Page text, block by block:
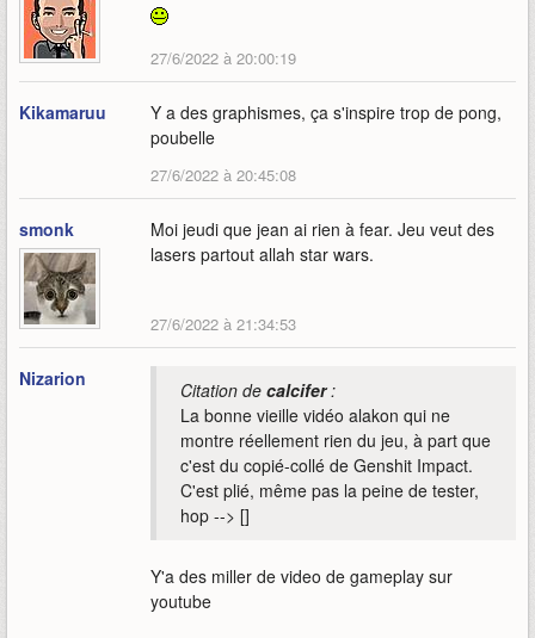
27/6/2022 à 20:00:19
Kikamaruu
Y a des graphismes, ça s'inspire trop de pong,
poubelle
27/6/2022 à 20:45:08
smonk
Moi jeudi que jean ai rien à fear. Jeu veut des
lasers partout allah star wars.
27/6/2022 à 21:34:53
Nizarion Citation de calcifer:
La bonne vieille vidéo alakon qui ne
montre réellement rien du jeu, à part que
c'est du copié-collé de Genshit Impact.
C'est plié, même pas la peine de tester,
hop --> []
Y'a des miller de video de gameplay sur
youtube